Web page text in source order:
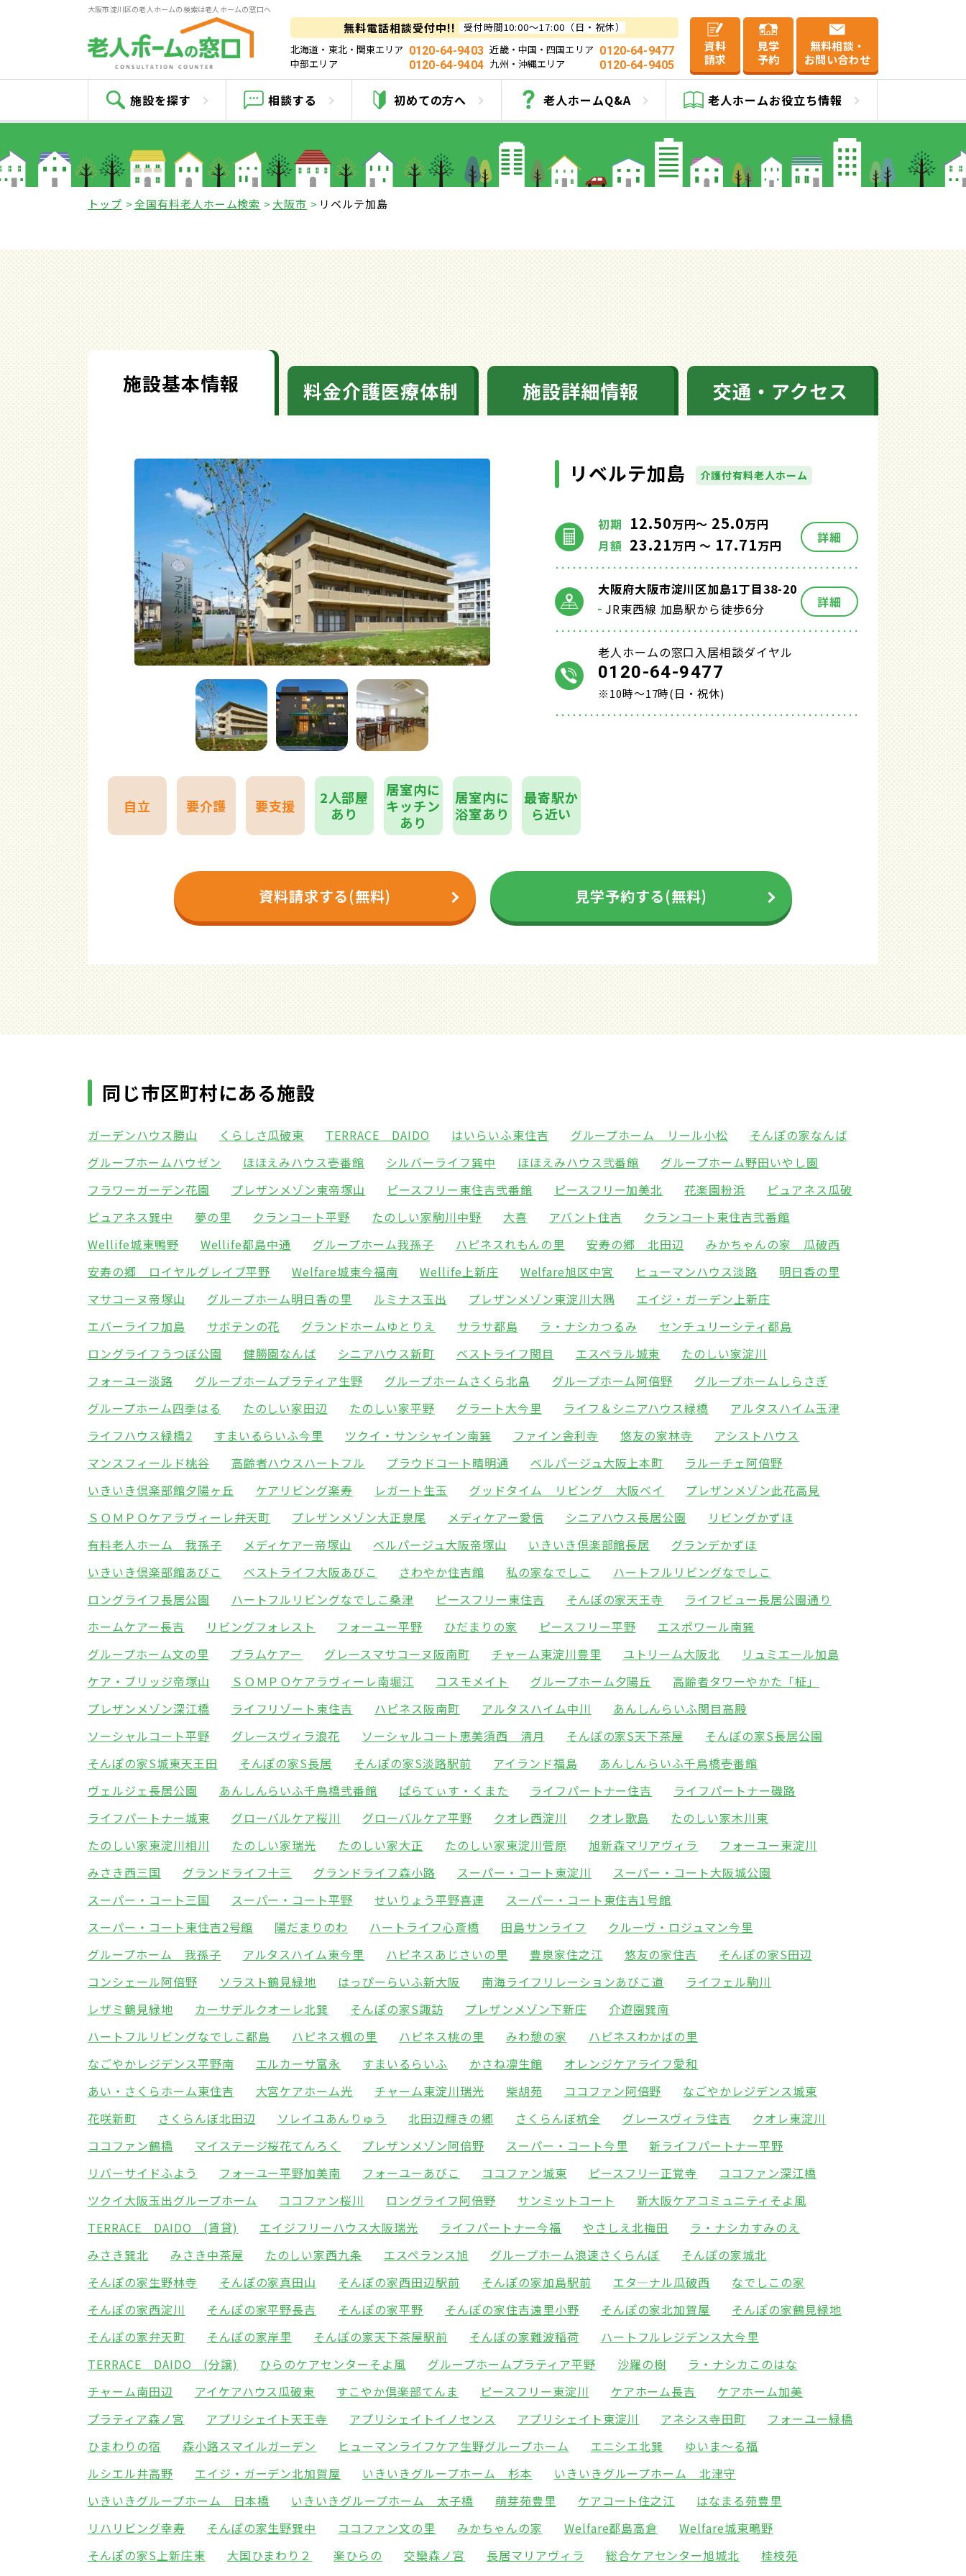
大阪市淀川区の老人ホームの検索は老人ホームの窓口へ
無料電話相談受付中!!
受付時間10:00～17:00（日・祝休）
北海道・東北・関東エリア 0120-64-9403 近畿・中国・四国エリア 0120-64-9477
中部エリア
0120-64-9404 九州・沖縄エリア 0120-64-9405
資料
請求
見学
予約
無料相談・
お問い合わせ
施設を探す 相談する 初めての方へ 老人ホームQ&A 老人ホームお役立ち情報
リベルテ加島
トップ 全国有料老人ホーム検索 大阪市 リベルテ加島
施設基本情報 料金介護医療体制 施設詳細情報 交通・アクセス
リベルテ加島 介護付有料老人ホーム
初期 12.50万円～ 25.0万円
月額 23.21万円 ～ 17.71万円 詳細
大阪府大阪市淀川区加島1丁目38-20
JR東西線 加島駅から徒歩6分
詳細
老人ホームの窓口入居相談ダイヤル
0120-64-9477
※10時～17時(日・祝休)
自立 要介護 要支援
2人部屋
あり
居室内に
キッチン
あり
居室内に
浴室あり
最寄駅か
ら近い
資料請求する(無料) 見学予約する(無料)
同じ市区町村にある施設
ガーデンハウス勝山 くらしさ瓜破東 TERRACE DAIDO はいらいふ東住吉 グループホーム リール小松
そんぽの家なんば
グループホームハウゼン
ほほえみハウス壱番館 シルバーライフ巽中 ほほえみハウス弐番館
グループホーム野田いやし園
フラワーガーデン花園
プレザンメゾン東帝塚山 ピースフリー東住吉弐番館 ピースフリー加美北 花楽園粉浜
ピュアネス瓜破
ピュアネス巽中
夢の里 クランコート平野 たのしい家駒川中野 大喜 アバント住吉
クランコート東住吉弐番館
Wellife城東鴨野
Wellife都島中通 グループホーム我孫子 ハピネスれもんの里 安寿の郷 北田辺
みかちゃんの家 瓜破西
安寿の郷 ロイヤルグレイブ平野
Welfare城東今福南 Wellife上新庄 Welfare旭区中宮 ヒューマンハウス淡路
明日香の里
マサコーヌ帝塚山
グループホーム明日香の里 ルミナス玉出 プレザンメゾン東淀川大隅
エイジ・ガーデン上新庄
エバーライフ加島
サボテンの花 グランドホームゆとりえ サラサ都島 ラ・ナシカつるみ
センチュリーシティ都島
ロングライフうつぼ公園
健勝園なんば シニアハウス新町 ベストライフ関目 エスペラル城東
たのしい家淀川
フォーユー淡路
グループホームプラティア生野 グループホームさくら北畠 グループホーム阿倍野
グループホームしらさぎ
グループホーム四季はる
たのしい家田辺 たのしい家平野 グラート大今里 ライフ＆シニアハウス緑橋
アルタスハイム玉津
ライフハウス緑橋2
すまいるらいふ今里 ツクイ・サンシャイン南巽 ファイン舎利寺 悠友の家林寺
アシストハウス
マンスフィールド桃谷
高齢者ハウスハートフル プラウドコート晴明通 ベルパージュ大阪上本町
ラルーチェ阿倍野
いきいき倶楽部館夕陽ヶ丘
ケアリビング楽寿 レガート生玉 グッドタイム リビング 大阪ベイ
プレザンメゾン此花高見
ＳＯＭＰＯケアラヴィーレ弁天町
プレザンメゾン大正泉尾 メディケアー愛信 シニアハウス長居公園
リビングかずほ
有料老人ホーム 我孫子
メディケアー帝塚山 ベルパージュ大阪帝塚山 いきいき倶楽部館長居
グランデかずほ
いきいき倶楽部館あびこ
ベストライフ大阪あびこ さわやか住吉館 私の家なでしこ
ハートフルリビングなでしこ
ロングライフ長居公園
ハートフルリビングなでしこ桑津 ピースフリー東住吉 そんぽの家天王寺
ライフビュー長居公園通り
ホームケアー長吉
リビングフォレスト フォーユー平野 ひだまりの家 ピースフリー平野
エスポワール南巽
グループホーム文の里
プラムケアー グレースマサコーヌ阪南町 チャーム東淀川豊里 ユトリーム大阪北
リュミエール加島
ケア・ブリッジ帝塚山
ＳＯＭＰＯケアラヴィーレ南堀江 コスモメイト グループホーム夕陽丘
高齢者タワーやかた「柾」
プレザンメゾン深江橋
ライフリゾート東住吉 ハピネス阪南町 アルタスハイム中川
あんしんらいふ関目高殿
ソーシャルコート平野
グレースヴィラ浪花 ソーシャルコート恵美須西 清月 そんぽの家S天下茶屋
そんぽの家S長居公園
そんぽの家S城東天王田
そんぽの家S長居 そんぽの家S淡路駅前 アイランド福島
あんしんらいふ千鳥橋壱番館
ヴェルジェ長居公園
あんしんらいふ千鳥橋弐番館 ぱらてぃす・くまた ライフパートナー住吉
ライフパートナー磯路
ライフパートナー城東
グローバルケア桜川 グローバルケア平野 クオレ西淀川 クオレ歌島
たのしい家木川東
たのしい家東淀川相川
たのしい家瑞光 たのしい家大正 たのしい家東淀川菅原 旭新森マリアヴィラ
フォーユー東淀川
みさき西三国
グランドライフ十三 グランドライフ森小路 スーパー・コート東淀川
スーパー・コート大阪城公園
スーパー・コート三国
スーパー・コート平野 せいりょう平野喜連
スーパー・コート東住吉1号館
スーパー・コート東住吉2号館
陽だまりのわ ハートライフ心斎橋 田島サンライフ
クルーヴ・ロジュマン今里
グループホーム 我孫子
アルタスハイム東今里 ハピネスあじさいの里 豊泉家住之江 悠友の家住吉
そんぽの家S田辺
コンシェール阿倍野
ソラスト鶴見緑地 はっぴーらいふ新大阪 南海ライフリレーションあびこ道
ライフェル駒川
レザミ鶴見緑地
カーサデルクオーレ北巽 そんぽの家S諏訪 プレザンメゾン下新庄
介遊園巽南
ハートフルリビングなでしこ都島
ハピネス楓の里 ハピネス桃の里 みわ憩の家
ハピネスわかばの里
なごやかレジデンス平野南
エルカーサ富永 すまいるらいふ かさね凛生館
オレンジケアライフ愛和
あい・さくらホーム東住吉
大宮ケアホーム光 チャーム東淀川瑞光 柴胡苑 ココファン阿倍野
なごやかレジデンス城東
花咲新町
さくらんぼ北田辺 ソレイユあんりゅう 北田辺輝きの郷 さくらんぼ杭全 グレースヴィラ住吉
クオレ東淀川
ココファン鶴橋
マイステージ桜花てんろく プレザンメゾン阿倍野 スーパー・コート今里
新ライフパートナー平野
リバーサイドふよう
フォーユー平野加美南 フォーユーあびこ ココファン城東 ピースフリー正覚寺
ココファン深江橋
ツクイ大阪玉出グループホーム
ココファン桜川 ロングライフ阿倍野 サンミットコート
新大阪ケアコミュニティそよ風
TERRACE DAIDO (賃貸)
エイジフリーハウス大阪瑞光 ライフパートナー今福 やさしえ北梅田
ラ・ナシカすみのえ
みさき巽北
みさき中茶屋 たのしい家西九条 エスペランス旭 グループホーム浪速さくらんぼ
そんぽの家城北
そんぽの家生野林寺
そんぽの家真田山 そんぽの家西田辺駅前 そんぽの家加島駅前 エタ―ナル瓜破西
なでしこの家
そんぽの家西淀川
そんぽの家平野長吉 そんぽの家平野 そんぽの家住吉遠里小野 そんぽの家北加賀屋
そんぽの家鶴見緑地
そんぽの家弁天町
そんぽの家岸里 そんぽの家天下茶屋駅前 そんぽの家難波稲荷
ハートフルレジデンス大今里
TERRACE DAIDO (分譲)
ひらのケアセンターそよ風 グループホームプラティア平野 沙羅の樹
ラ・ナシカこのはな
チャーム南田辺
アイケアハウス瓜破東 すこやか倶楽部てんま ピースフリー東淀川 ケアホーム長吉
ケアホーム加美
プラティア森ノ宮
アプリシェイト天王寺 アプリシェイトイノセンス アプリシェイト東淀川 アネシス寺田町
フォーユー緑橋
ひまわりの宿
森小路スマイルガーデン ヒューマンライフケア生野グループホーム エニシエ北巽
ゆいま～る福
ルシエル井高野
エイジ・ガーデン北加賀屋 いきいきグループホーム 杉本
いきいきグループホーム 北津守
いきいきグループホーム 日本橋
いきいきグループホーム 太子橋 萌芽苑豊里 ケアコート住之江
はなまる苑豊里
リハリビング幸寿
そんぽの家生野巽中 ココファン文の里 みかちゃんの家 Welfare都島高倉
Welfare城東鴫野
そんぽの家S上新庄東
大国ひまわり２ 楽ひらの 交欒森ノ宮 長居マリアヴィラ 総合ケアセンター旭城北
桂枝苑